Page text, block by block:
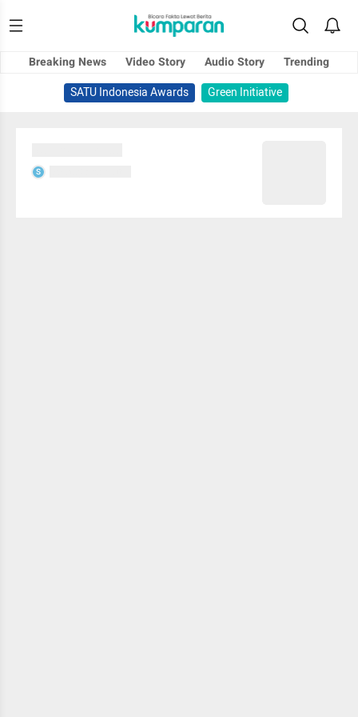
Breaking News Video Story Audio Story
Trending
SATU Indonesia Awards
Green Initiative
S